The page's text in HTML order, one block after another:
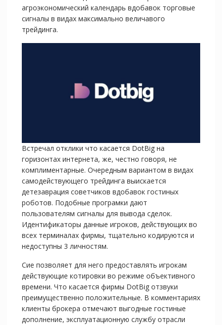
агроэкономический календарь вдобавок торговые
сигналы в видах максимально величавого
трейдинга.
Встречал отклики что касается DotBig на
горизонтах интернета, же, честно говоря, не
комплиментарные. Очередным вариантом в видах
самодействующего трейдинга выискается
детезаврация советчиков вдобавок гостиных
роботов. Подобные програмки дают
пользователям сигналы для вывода сделок.
Идентификаторы данные игроков, действующих во
всех терминалах фирмы, тщательно кодируются и
недоступны 3 личностям.
Сие позволяет для него предоставлять игрокам
действующие котировки во режиме объективного
времени. Что касается фирмы DotBig отзвуки
преимущественно положительные. В комментариях
клиенты брокера отмечают выгодные гостиные
дополнение, эксплуатационную службу отрасли